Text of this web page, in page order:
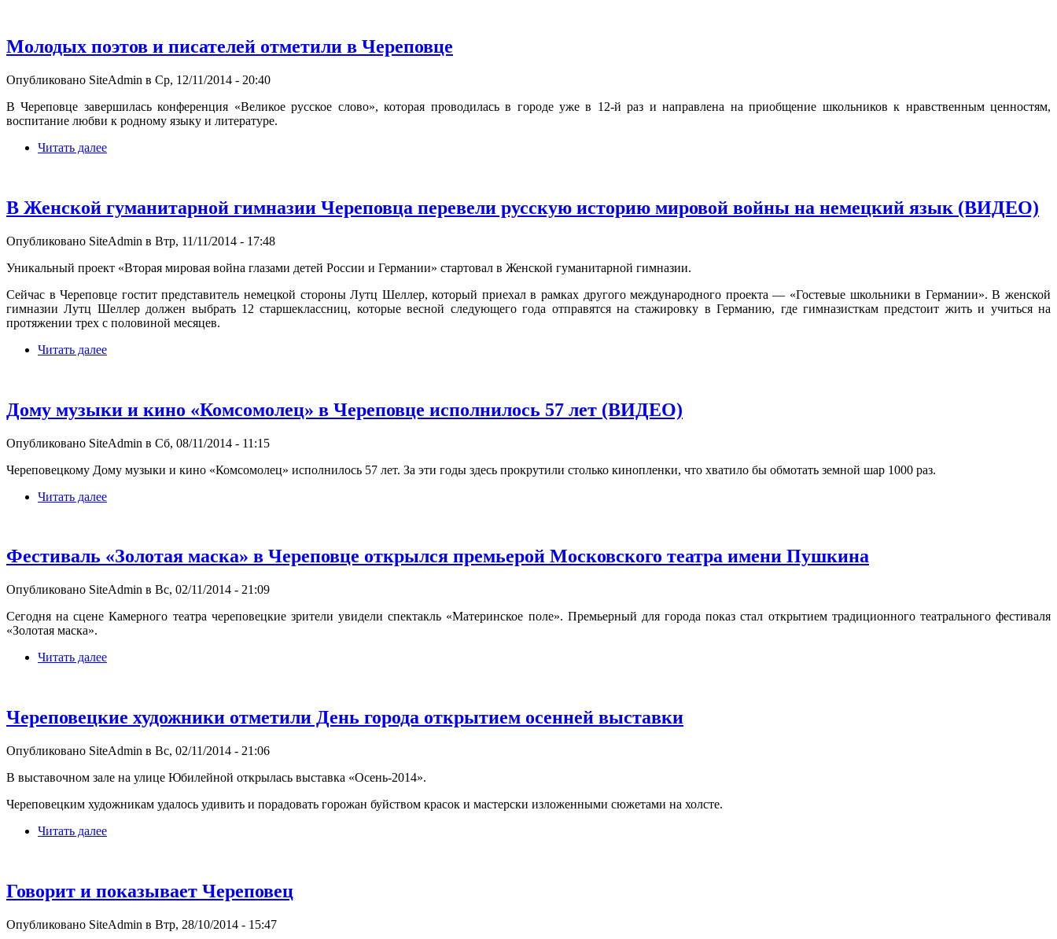
Молодых поэтов и писателей отметили в Череповце
Опубликовано SiteAdmin в Ср, 12/11/2014 - 20:40
В Череповце завершилась конференция «Великое русское слово», которая проводилась в городе уже в 12-й раз и направлена на приобщение школьников к нравственным ценностям,
воспитание любви к родному языку и литературе.
Читать далее
В Женской гуманитарной гимназии Череповца перевели русскую историю мировой войны на немецкий язык (ВИДЕО)
Опубликовано SiteAdmin в Втр, 11/11/2014 - 17:48
Уникальный проект «Вторая мировая война глазами детей России и Германии» стартовал в Женской гуманитарной гимназии.
Сейчас в Череповце гостит представитель немецкой стороны Лутц Шеллер, который приехал в рамках другого международного проекта — «Гостевые школьники в Германии». В женской
гимназии Лутц Шеллер должен выбрать 12 старшеклассниц, которые весной следующего года отправятся на стажировку в Германию, где гимназисткам предстоит жить и учиться на
протяжении трех с половиной месяцев.
Читать далее
Дому музыки и кино «Комсомолец» в Череповце исполнилось 57 лет (ВИДЕО)
Опубликовано SiteAdmin в Сб, 08/11/2014 - 11:15
Череповецкому Дому музыки и кино «Комсомолец» исполнилось 57 лет. За эти годы здесь прокрутили столько кинопленки, что хватило бы обмотать земной шар 1000 раз.
Читать далее
Фестиваль «Золотая маска» в Череповце открылся премьерой Московского театра имени Пушкина
Опубликовано SiteAdmin в Вс, 02/11/2014 - 21:09
Сегодня на сцене Камерного театра череповецкие зрители увидели спектакль «Материнское поле». Премьерный для города показ стал открытием традиционного театрального фестиваля
«Золотая маска».
Читать далее
Череповецкие художники отметили День города открытием осенней выставки
Опубликовано SiteAdmin в Вс, 02/11/2014 - 21:06
В выставочном зале на улице Юбилейной открылась выставка «Осень-2014».
Череповецким художникам удалось удивить и порадовать горожан буйством красок и мастерски изложенными сюжетами на холсте.
Читать далее
Говорит и показывает Череповец
Опубликовано SiteAdmin в Втр, 28/10/2014 - 15:47